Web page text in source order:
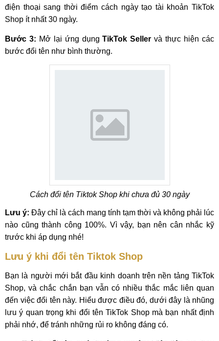
điện thoại sang thời điểm cách ngày tạo tài khoản TikTok
Shop ít nhất 30 ngày.
Bước 3: Mở lại ứng dụngTikTok Seller và thực hiện các
bước đổi tên như bình thường.
Cách đổi tên Tiktok Shop khi chưa đủ 30 ngày
Lưu ý: Đây chỉ là cách mang tính tạm thời và không phải lúc
nào cũng thành công 100%. Vì vậy, bạn nên cân nhắc kỹ
trước khi áp dụng nhé!
Lưu ý khi đổi tên Tiktok Shop
Bạn là người mới bắt đầu kinh doanh trên nền tảng TikTok
Shop, và chắc chắn bạn vẫn có nhiều thắc mắc liên quan
đến việc đổi tên này. Hiểu được điều đó, dưới đây là nhũng
lưu ý quan trọng khi đổi tên TikTok Shop mà bạn nhất định
phải nhớ, để tránh những rủi ro không đáng có.